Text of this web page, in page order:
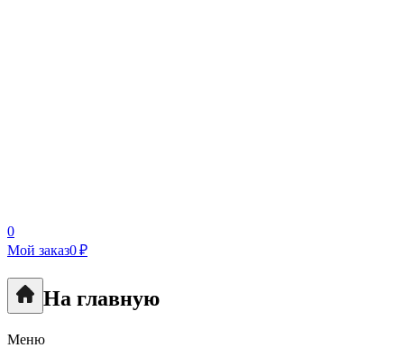
0
Мой заказ0 ₽
На главную
Меню